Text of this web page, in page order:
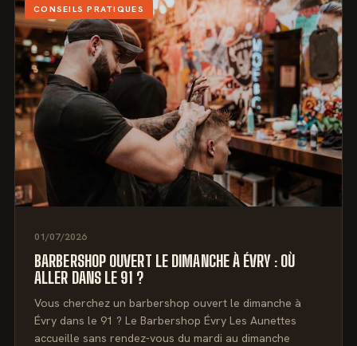
CONSEILS PRATIQUES
01/07/2026
BARBERSHOP OUVERT LE DIMANCHE À ÉVRY : OÙ
ALLER DANS LE 91 ?
Vous cherchez un barbershop ouvert le dimanche à
Évry dans le 91 ? Le Barbershop Évry Les Aunettes
accueille sans rendez-vous du mardi au dimanche